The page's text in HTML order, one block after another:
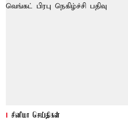
சினிமா செய்திகள்